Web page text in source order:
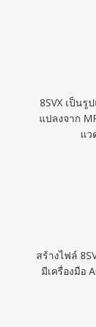
8SVX เป็นรู
แปลงจาก
แว
สร้างไฟล์
มีเครื่องมือ